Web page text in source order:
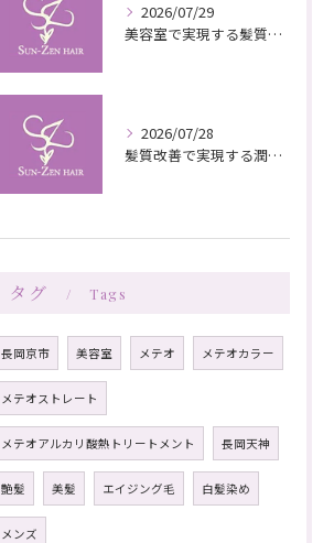
2026/07/29
美容室で実現する髪質改善の栄養補給技術
2026/07/28
髪質改善で実現する潤いと栄養のある美髪ケア
タグ Tags
長岡京市 美容室 メテオ メテオカラー
メテオストレート
メテオアルカリ酸熱トリートメント 長岡天神
艶髪 美髪 エイジング毛 白髪染め
メンズ